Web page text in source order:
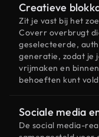
Creatieve
Zit je vast bij het
Coverr overbrugt
geselecteerde,
generatie, zodat je
vrijmaken en
behoeften kunt
Sociale media
De social media-